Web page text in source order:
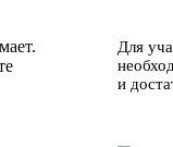
Для
и